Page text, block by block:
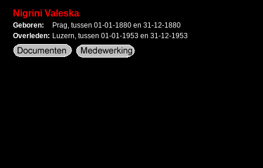
Nigrini Valeska
Geboren:
Prag, tussen 01-01-1880 en 31-12-1880
Overleden: Luzern, tussen 01-01-1953 en 31-12-1953